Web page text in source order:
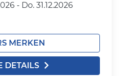
- Do. 31.12.2026
MERKEN
DETAILS